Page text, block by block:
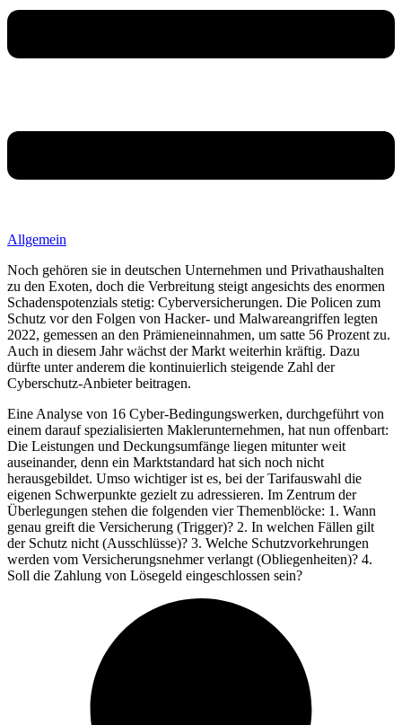
Allgemein
Noch gehören sie in deutschen Unternehmen und Privathaushalten
zu den Exoten, doch die Verbreitung steigt angesichts des enormen
Schadenspotenzials stetig: Cyberversicherungen. Die Policen zum
Schutz vor den Folgen von Hacker- und Malwareangriffen legten
2022, gemessen an den Prämieneinnahmen, um satte 56 Prozent zu.
Auch in diesem Jahr wächst der Markt weiterhin kräftig. Dazu
dürfte unter anderem die kontinuierlich steigende Zahl der
Cyberschutz-Anbieter beitragen.
Eine Analyse von 16 Cyber-Bedingungswerken, durchgeführt von
einem darauf spezialisierten Maklerunternehmen, hat nun offenbart:
Die Leistungen und Deckungsumfänge liegen mitunter weit
auseinander, denn ein Marktstandard hat sich noch nicht
herausgebildet. Umso wichtiger ist es, bei der Tarifauswahl die
eigenen Schwerpunkte gezielt zu adressieren. Im Zentrum der
Überlegungen stehen die folgenden vier Themenblöcke: 1. Wann
genau greift die Versicherung (Trigger)? 2. In welchen Fällen gilt
der Schutz nicht (Ausschlüsse)? 3. Welche Schutzvorkehrungen
werden vom Versicherungsnehmer verlangt (Obliegenheiten)? 4.
Soll die Zahlung von Lösegeld eingeschlossen sein?